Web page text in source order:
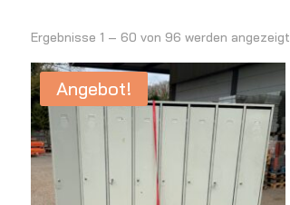
Ergebnisse 1 – 60 von 96 werden angezeigt
Angebot!